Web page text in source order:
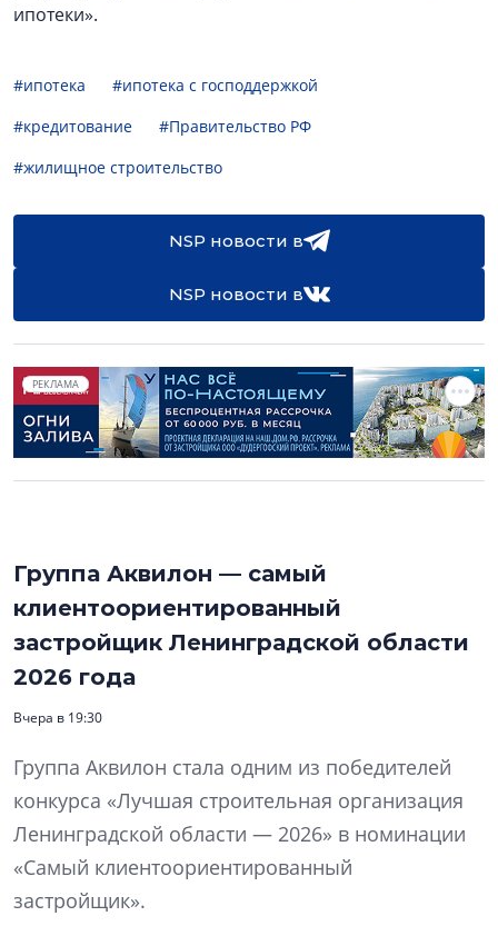
ипотеки».
#ипотека
#ипотека с господдержкой
#кредитование
#Правительство РФ
#жилищное строительство
NSP новости в
NSP новости в
РЕКЛАМА
Группа Аквилон — самый
клиентоориентированный
застройщик Ленинградской области
2026 года
Вчера в 19:30
Группа Аквилон стала одним из победителей
конкурса «Лучшая строительная организация
Ленинградской области — 2026» в номинации
«Самый клиентоориентированный
застройщик».